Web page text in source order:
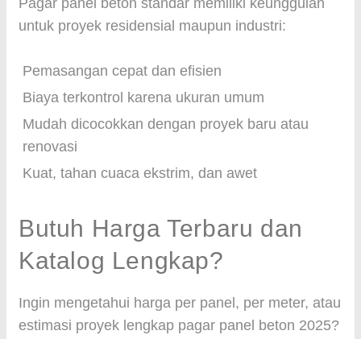
Pagar panel beton standar memiliki keunggulan
untuk proyek residensial maupun industri:
Pemasangan cepat dan efisien
Biaya terkontrol karena ukuran umum
Mudah dicocokkan dengan proyek baru atau
renovasi
Kuat, tahan cuaca ekstrim, dan awet
Butuh Harga Terbaru dan
Katalog Lengkap?
Ingin mengetahui harga per panel, per meter, atau
estimasi proyek lengkap pagar panel beton 2025?